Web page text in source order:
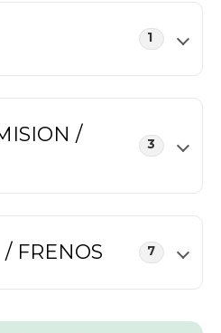
1
/
3
FRENOS 7